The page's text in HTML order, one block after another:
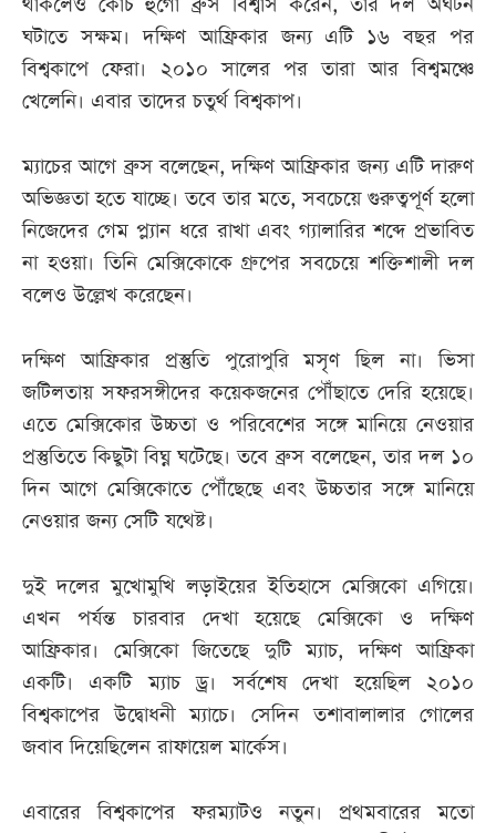
ঘটাতে সক্ষম। দক্ষিণ আফ্রিকার জন্য এটি ১৬ বছর পর
বিশ্বকাপে ফেরা। ২০১০ সালের পর তারা আর বিশ্বমঞ্চে
খেলেনি। এবার তাদের চতুর্থ বিশ্বকাপ।
ম্যাচের আগে ব্রুস বলেছেন, দক্ষিণ আফ্রিকার জন্য এটি দারুণ
অভিজ্ঞতা হতে যাচ্ছে। তবে তার মতে, সবচেয়ে গুরুত্বপূর্ণ হলো
নিজেদের গেম প্ল্যান ধরে রাখা এবং গ্যালারির শব্দে প্রভাবিত
না হওয়া। তিনি মেক্সিকোকে গ্রুপের সবচেয়ে শক্তিশালী দল
বলেও উল্লেখ করেছেন।
দক্ষিণ আফ্রিকার প্রস্তুতি পুরোপুরি মসৃণ ছিল না। ভিসা
জটিলতায় সফরসঙ্গীদের কয়েকজনের পৌঁছাতে দেরি হয়েছে।
এতে মেক্সিকোর উচ্চতা ও পরিবেশের সঙ্গে মানিয়ে নেওয়ার
প্রস্তুতিতে কিছুটা বিঘ্ন ঘটেছে। তবে ব্রুস বলেছেন, তার দল ১০
দিন আগে মেক্সিকোতে পৌঁছেছে এবং উচ্চতার সঙ্গে মানিয়ে
নেওয়ার জন্য সেটি যথেষ্ট।
দুই দলের মুখোমুখি লড়াইয়ের ইতিহাসে মেক্সিকো এগিয়ে।
এখন পর্যন্ত চারবার দেখা হয়েছে মেক্সিকো ও দক্ষিণ
আফ্রিকার। মেক্সিকো জিতেছে দুটি ম্যাচ, দক্ষিণ আফ্রিকা
একটি। একটি ম্যাচ ড্র। সর্বশেষ দেখা হয়েছিল ২০১০
বিশ্বকাপের উদ্বোধনী ম্যাচে। সেদিন তশাবালালার গোলের
জবাব দিয়েছিলেন রাফায়েল মার্কেস।
এবারের বিশ্বকাপের ফরম্যাটও নতুন। প্রথমবারের মতো